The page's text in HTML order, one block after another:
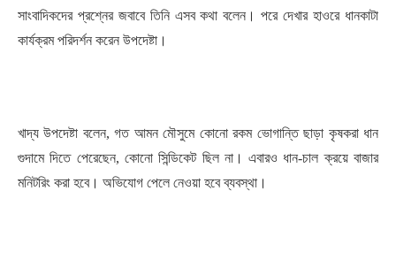
সাংবাদিকদের প্রশ্নের জবাবে তিনি এসব কথা বলেন। পরে দেখার হাওরে ধানকাটা
কার্যক্রম পরিদর্শন করেন উপদেষ্টা।
খাদ্য উপদেষ্টা বলেন, গত আমন মৌসুমে কোনো রকম ভোগান্তি ছাড়া কৃষকরা ধান
গুদামে দিতে পেরেছেন, কোনো সিন্ডিকেট ছিল না। এবারও ধান-চাল ক্রয়ে বাজার
মনিটরিং করা হবে। অভিযোগ পেলে নেওয়া হবে ব্যবস্থা।